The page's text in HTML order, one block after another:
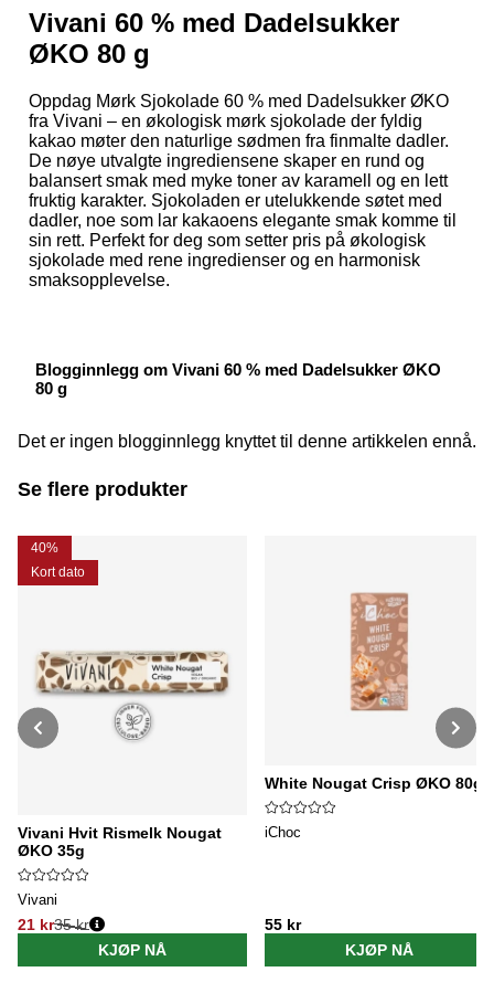
Vivani 60 % med Dadelsukker
ØKO 80 g
Oppdag Mørk Sjokolade 60 % med Dadelsukker ØKO
fra Vivani – en økologisk mørk sjokolade der fyldig
kakao møter den naturlige sødmen fra finmalte dadler.
De nøye utvalgte ingrediensene skaper en rund og
balansert smak med myke toner av karamell og en lett
fruktig karakter. Sjokoladen er utelukkende søtet med
dadler, noe som lar kakaoens elegante smak komme til
sin rett. Perfekt for deg som setter pris på økologisk
sjokolade med rene ingredienser og en harmonisk
smaksopplevelse.
Blogginnlegg om Vivani 60 % med Dadelsukker ØKO
80 g
Det er ingen blogginnlegg knyttet til denne artikkelen ennå.
Se flere produkter
40%
Kort dato
Vivani Hvit Rismelk Nougat
ØKO 35g
Vivani
21 kr
Vanlig pris:
35 kr
KJØP NÅ
White Nougat Crisp ØKO 80g
iChoc
55 kr
KJØP NÅ